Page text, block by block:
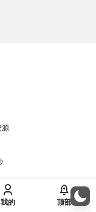
源
我的 顶部